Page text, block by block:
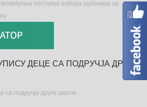
поступка избора уџбеника за
ДЕЦЕ СА ПОДРУЧЈА ДРУГЕ
подручја друге школе